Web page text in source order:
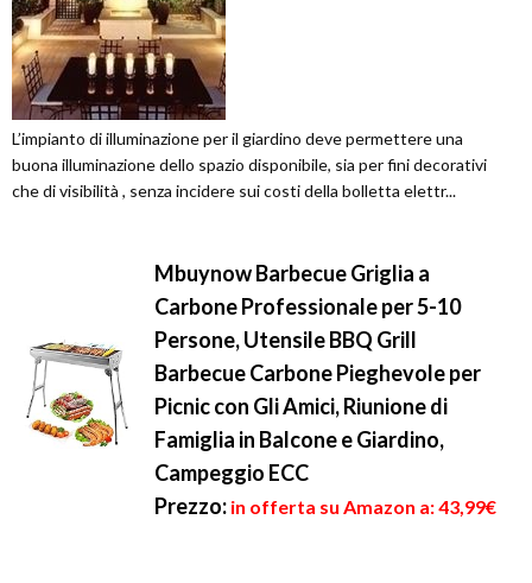
L’impianto di illuminazione per il giardino deve permettere una
buona illuminazione dello spazio disponibile, sia per fini decorativi
che di visibilità , senza incidere sui costi della bolletta elettr...
Mbuynow Barbecue Griglia a
Carbone Professionale per 5-10
Persone, Utensile BBQ Grill
Barbecue Carbone Pieghevole per
Picnic con Gli Amici, Riunione di
Famiglia in Balcone e Giardino,
Campeggio ECC
Prezzo: in offerta su Amazon a: 43,99€